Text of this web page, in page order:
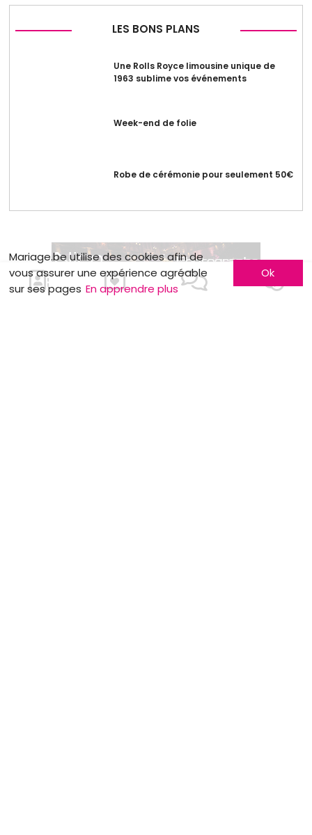
LES BONS PLANS
Une Rolls Royce limousine unique de
1963 sublime vos événements
Week-end de folie
Robe de cérémonie pour seulement 50€
Mariage.be utilise des cookies afin de
vous assurer une expérience agréable
sur ses pages En apprendre plus
Ok